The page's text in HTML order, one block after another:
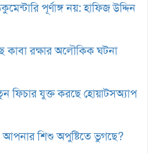
পূর্ণাঙ্গ নয়: হাফিজ উদ্দিন
রক্ষার অলৌকিক ঘটনা
ফিচার যুক্ত করছে হোয়াটসঅ্যাপ
শিশু অপুষ্টিতে ভুগছে?